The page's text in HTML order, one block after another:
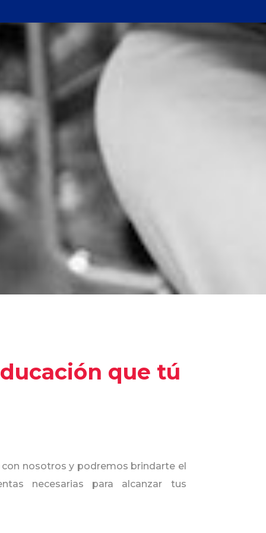
que tú
nosotros y podremos brindarte el
necesarias para alcanzar tus